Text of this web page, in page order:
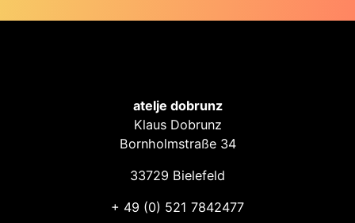
atelje dobrunz
Klaus Dobrunz
Bornholmstraße 34
33729 Bielefeld
+ 49 (0) 521 7842477